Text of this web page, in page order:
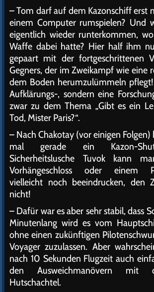
– Tom darf auf dem Kazonschiff erst
einem Computer rumspielen? Und
eigentlich wieder runterkommen,
Waffe dabei hatte? Hier half ihm
gepaart mit der fortgeschrittenen
Gegners, der im Zweikampf wie eine
dem Boden herumzulümmeln
Aufklärungs-, sondern eine
zwar zu dem Thema „Gibt es ein
Tod, Mister Paris?“.
– Nach Chakotay (vor einigen Folgen)
mal gerade ein Kazon-
Sicherheitslusche Tuvok kann
Vorhängeschloss oder einem
vielleicht noch beeindrucken, den
nicht!
– Dafür war es aber sehr stabil, dass
Minutenlang wird es vom
ohne einen zukünftigen
Voyager zuzulassen. Aber
nach 10 Sekunden Flugzeit auch
den Ausweichmanövern mit
Hutschachtel.